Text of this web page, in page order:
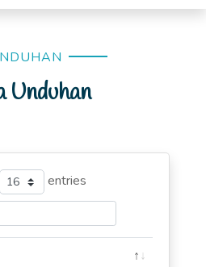
Unduhan
entries